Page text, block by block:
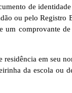
de
ou pelo Registro
um comprovante
em seu
da escola ou